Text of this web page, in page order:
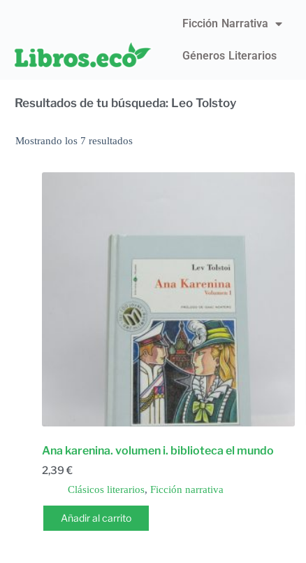
Ficción Narrativa
Géneros Literarios
Resultados de tu búsqueda: Leo Tolstoy
Mostrando los 7 resultados
Ana karenina. volumen i. biblioteca el mundo
2,39 €
Clásicos literarios, Ficción narrativa
Añadir al carrito